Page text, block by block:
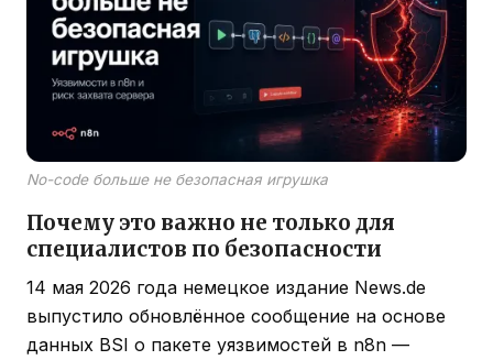
No-code больше не безопасная игрушка
Почему это важно не только для
специалистов по безопасности
14 мая 2026 года немецкое издание News.de
выпустило обновлённое сообщение на основе
данных BSI о пакете уязвимостей в n8n —